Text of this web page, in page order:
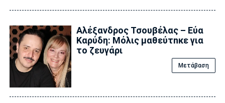
Αλέξανδρος Τσουβέλας – Εύα
Καρύδη: Μόλις μαθεύτnκε για
το ζευγάρι
Μετάβαση